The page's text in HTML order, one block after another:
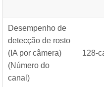
Desempenho de
detecção de rosto
(IA por câmera)
(Número do
canal)
128-